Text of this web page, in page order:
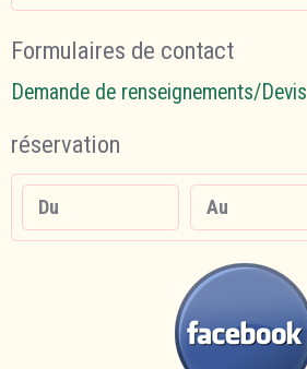
Formulaires de contact
Demande de renseignements/Devis
réservation
Date de début Date de fin